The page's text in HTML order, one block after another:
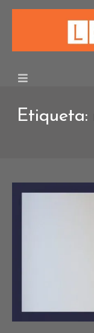
Skip
Etiqueta: